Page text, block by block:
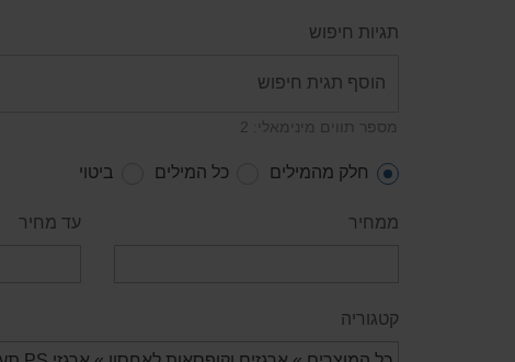
תגיות חיפוש
מספר תווים מינימאלי: 2
חלק מהמילים כל המילים ביטוי
ממחיר עד מחיר
קטגוריה